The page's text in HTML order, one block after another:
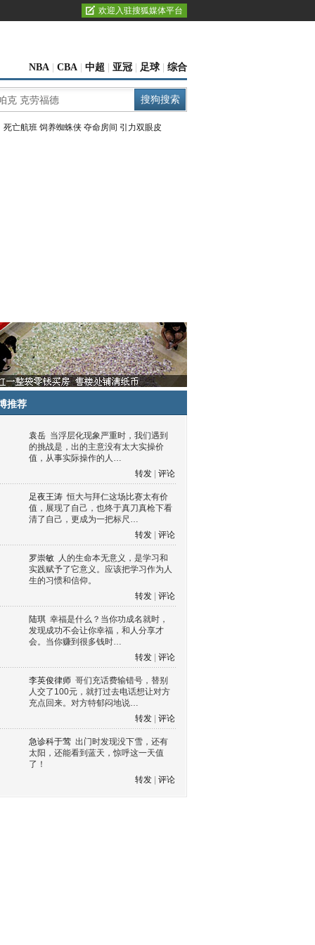
欢迎入驻搜狐媒体平台
NBA CBA 中超 亚冠 足球 综合
死亡航班 饲养蜘蛛侠 夺命房间 引力双眼皮
推荐
袁岳 当浮层化现象严重时，我们遇到
的挑战是，出的主意没有太大实操价
值，从事实际操作的人…
转发
评论
足夜王涛 恒大与拜仁这场比赛太有价
值，展现了自己，也终于真刀真枪下看
清了自己，更成为一把标尺…
转发
评论
罗崇敏 人的生命本无意义，是学习和
实践赋予了它意义。应该把学习作为人
生的习惯和信仰。
转发
评论
陆琪 幸福是什么？当你功成名就时，
发现成功不会让你幸福，和人分享才
会。当你赚到很多钱时…
转发
评论
李英俊律师 哥们充话费输错号，替别
人交了100元，就打过去电话想让对方
充点回来。对方特郁闷地说…
转发
评论
急诊科于莺 出门时发现没下雪，还有
太阳，还能看到蓝天，惊呼这一天值
了！
转发
评论